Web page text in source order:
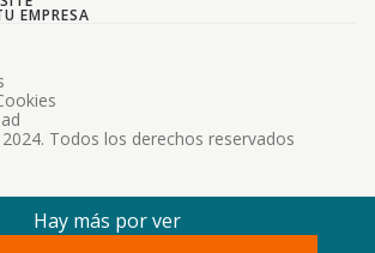
EMPRESA
Todos los derechos reservados
Hay más por ver